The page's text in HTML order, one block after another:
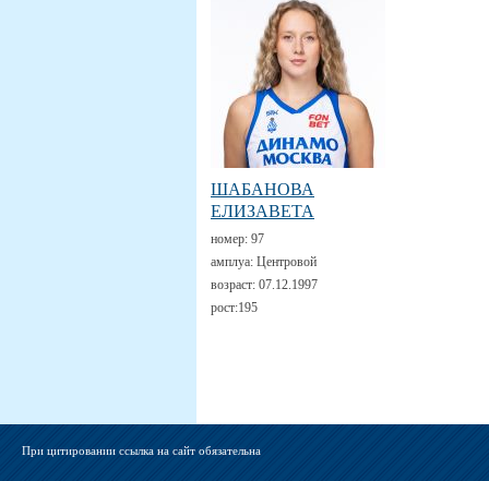
ШАБАНОВА
ЕЛИЗАВЕТА
номер: 97
амплуа: Центровой
возраст: 07.12.1997
рост:195
При цитировании ссылка на сайт обязательна